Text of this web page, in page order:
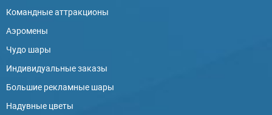
Командные аттракционы
Аэромены
Чудо шары
Индивидуальные заказы
Большие рекламные шары
Надувные цветы